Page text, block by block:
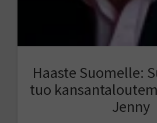
Haaste Suomelle:
tuo
Jenny